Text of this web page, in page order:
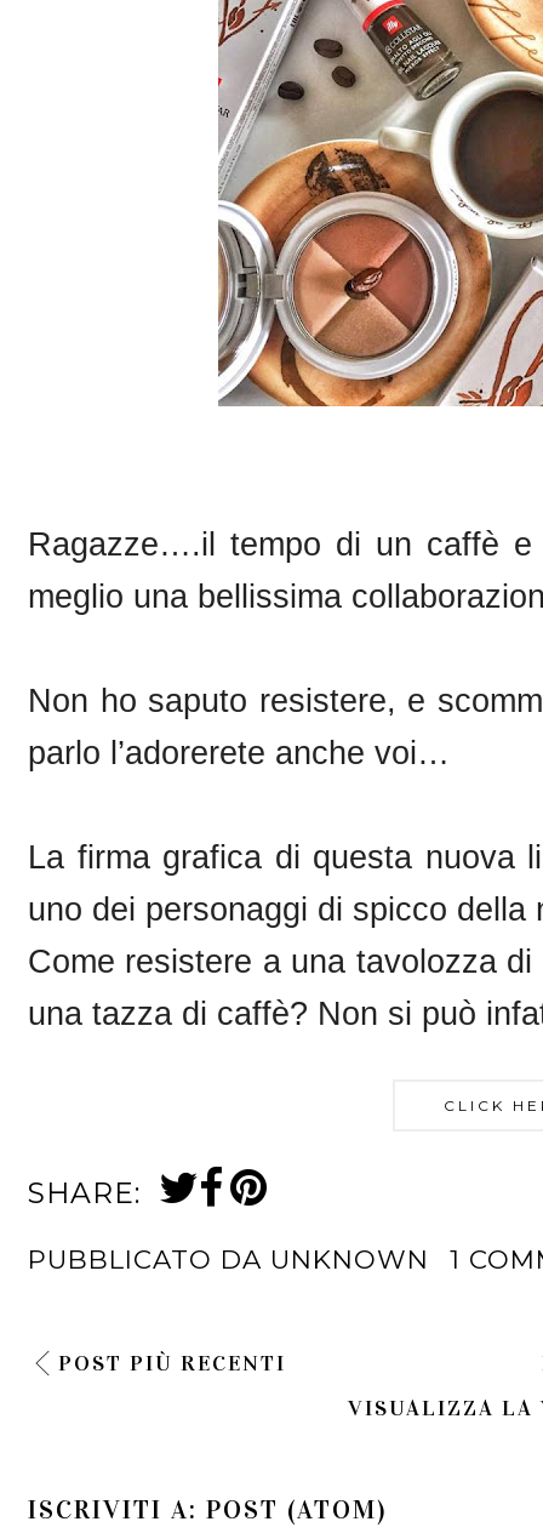
Ragazze….il tempo di un caffè e
meglio una bellissima
Non ho saputo resistere, e
parlo l’adorerete anche voi…
La firma grafica di questa nuova
uno dei personaggi di spicco
Come resistere a una tavolozza
una tazza di caffè? Non si può
CLICK
SHARE:
PUBBLICATO DA UNKNOWN 1
POST PIÙ RECENTI
VISUALIZZA LA
ISCRIVITI A: POST (ATOM)